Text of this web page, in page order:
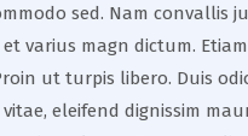
sed. Nam convallis
varius magn dictum.
ut turpis libero. Duis
eleifend dignissim